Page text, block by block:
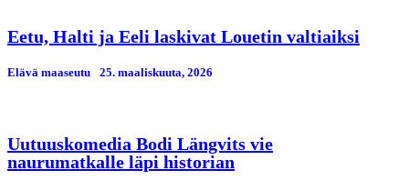
Eetu, Halti ja Eeli laskivat Louetin valtiaiksi
Elävä maaseutu 25. maaliskuuta, 2026
Uutuuskomedia Bodi Längvits vie
naurumatkalle läpi historian